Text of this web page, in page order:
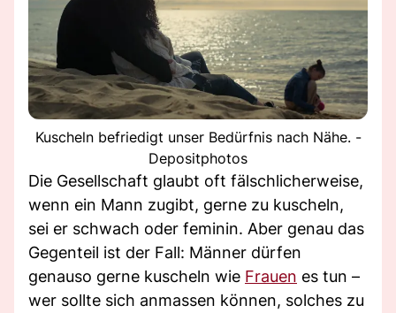
Kuscheln befriedigt unser Bedürfnis nach Nähe. -
Depositphotos
Die Gesellschaft glaubt oft fälschlicherweise,
wenn ein Mann zugibt, gerne zu kuscheln,
sei er schwach oder feminin. Aber genau das
Gegenteil ist der Fall: Männer dürfen
genauso gerne kuscheln wie Frauen es tun –
wer sollte sich anmassen können, solches zu